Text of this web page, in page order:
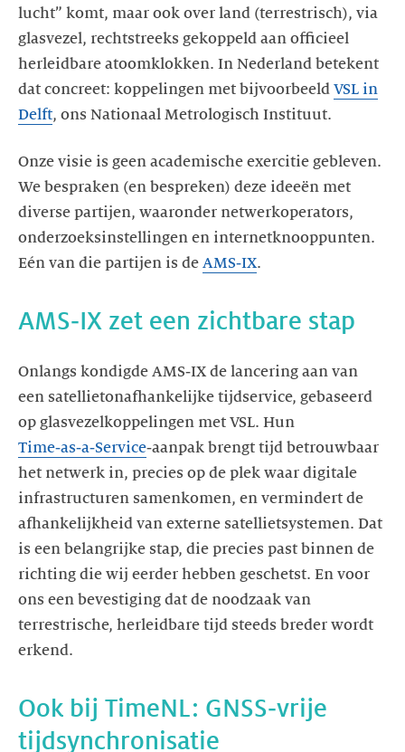
lucht” komt, maar ook over land (terrestrisch), via
glasvezel, rechtstreeks gekoppeld aan officieel
herleidbare atoomklokken. In Nederland betekent
dat concreet: koppelingen met bijvoorbeeld VSL in
Delft, ons Nationaal Metrologisch Instituut.
Onze visie is geen academische exercitie gebleven.
We bespraken (en bespreken) deze ideeën met
diverse partijen, waaronder netwerkoperators,
onderzoeksinstellingen en internetknooppunten.
Eén van die partijen is de AMS‑IX.
AMS‑IX zet een zichtbare stap
Onlangs kondigde AMS‑IX de lancering aan van
een satellietonafhankelijke tijdservice, gebaseerd
op glasvezelkoppelingen met VSL. Hun
Time‑as‑a‑Service‑aanpak brengt tijd betrouwbaar
het netwerk in, precies op de plek waar digitale
infrastructuren samenkomen, en vermindert de
afhankelijkheid van externe satellietsystemen. Dat
is een belangrijke stap, die precies past binnen de
richting die wij eerder hebben geschetst. En voor
ons een bevestiging dat de noodzaak van
terrestrische, herleidbare tijd steeds breder wordt
erkend.
Ook bij TimeNL: GNSS‑vrije
tijdsynchronisatie